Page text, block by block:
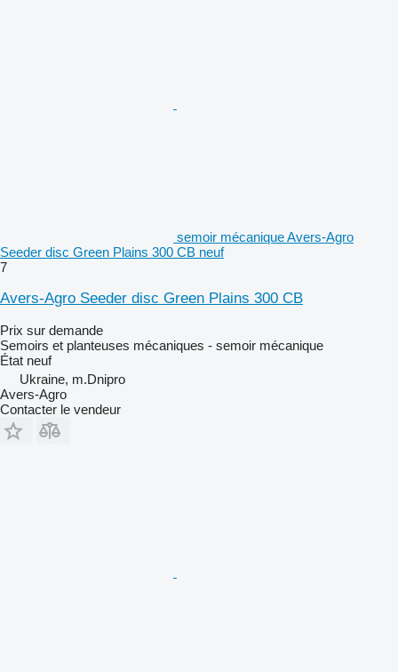
semoir mécanique Avers-Agro
Seeder disc Green Plains 300 CB neuf
7
Avers-Agro Seeder disc Green Plains 300 CB
Prix sur demande
Semoirs et planteuses mécaniques - semoir mécanique
État neuf
Ukraine, m.Dnipro
Avers-Agro
Contacter le vendeur